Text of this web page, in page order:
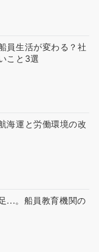
員生活が変わる？社
こと3選
海運と労働環境の改
...。船員教育機関の